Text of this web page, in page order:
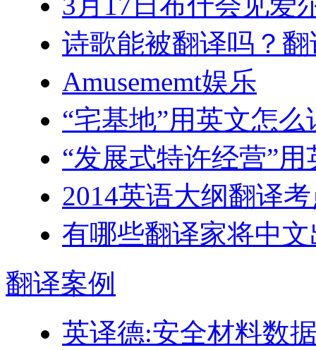
诗歌能被翻译吗？
Amusememt娱乐
“宅基地”用英文怎么
“发展式特许经营”
2014英语大纲翻译
有哪些翻译家将中
翻译案例
英译德:安全材料数